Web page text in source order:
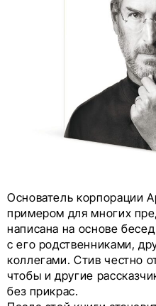
Основатель корпорации
примером для многих
написана на основе
с его родственниками,
коллегами. Стив честно
чтобы и другие
без прикрас.